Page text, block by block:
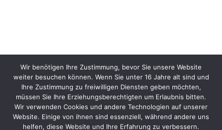
Wir benötigen Ihre Zustimmung, bevor Sie unsere Website
weiter besuchen können. Wenn Sie unter 16 Jahre alt sind und
Ihre Zustimmung zu freiwilligen Diensten geben möchten,
müssen Sie Ihre Erziehungsberechtigten um Erlaubnis bitten.
Wir verwenden Cookies und andere Technologien auf unserer
Website. Einige von ihnen sind essenziell, während andere uns
helfen, diese Website und Ihre Erfahrung zu verbessern.